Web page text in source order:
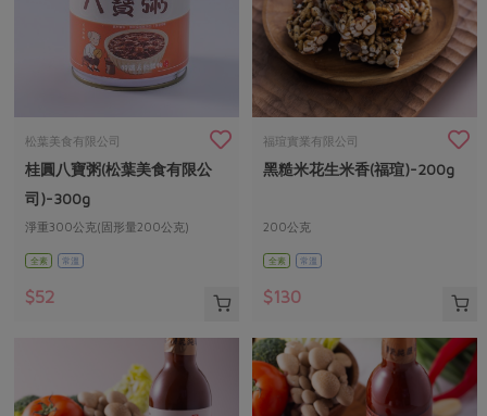
美妝保養 個人清潔
家庭清潔 織品
圖書禮品
素食專區
主題食譜
異國料理
年菜食譜
養身食補
節慶大餐
高麗菜海鮮煎餅
2024農業發展計畫年度報告
更多議題活動
把最好的台灣味帶回家！
生活者e週報
典藏閱覽室
社務專區
選舉專區
媒體報導
下載專區
地區活動
松葉美食有限公司
桂圓八寶粥(松葉美食有限公
司)-300g
淨重300公克(固形量200公克)
全素 常溫
$52
福瑄實業有限公司
黑糙米花生米香(福瑄)-200g
200公克
全素 常溫
$130